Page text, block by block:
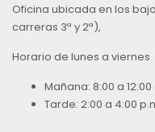
Oficina ubicada en los
carreras 3ª y 2ª),
Horario de lunes a viernes
Mañana: 8:00 a 12:00
Tarde: 2:00 a 4:00